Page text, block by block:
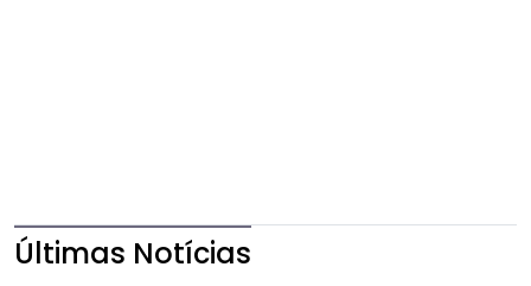
Últimas Notícias